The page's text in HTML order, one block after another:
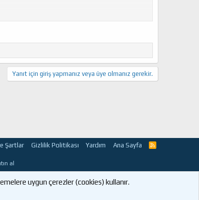
gerçekten çok hoşuma gitti
Yanıt için giriş yapmanız veya üye olmanız gerekir.
Şartlar Gizlilik Politikası Yardım Ana Sayfa
R
al
uygun çerezler (cookies) kullanır.